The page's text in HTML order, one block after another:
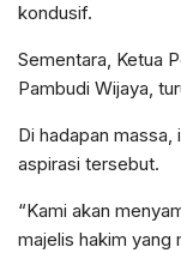
kondusif.
Sementara, Ketua
Pambudi Wijaya,
Di hadapan massa,
aspirasi tersebut.
“Kami akan
majelis hakim yang